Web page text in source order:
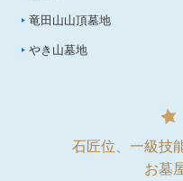
竜田山山頂墓地
やき山墓地
石匠位、一級技
お墓